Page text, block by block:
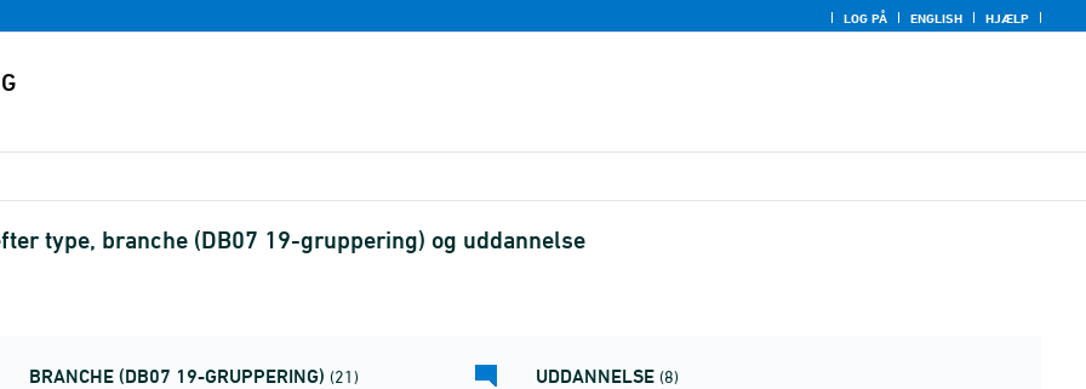
LOG PÅ ENGLISH HJÆLP
type, branche (DB07 19-gruppering) og uddannelse
BRANCHE (DB07 19-GRUPPERING) (21) UDDANNELSE (8)